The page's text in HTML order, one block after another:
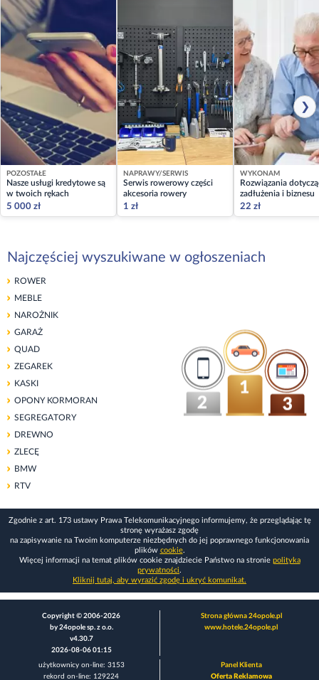
POZOSTAŁE
Nasze usługi kredytowe są
w twoich rękach
5 000 zł
NAPRAWY/SERWIS
Serwis rowerowy części
akcesoria rowery
1 zł
WYKONAM
Rozwiązania
zadłużenia i biznesu
22 zł
❯
Najczęściej wyszukiwane w ogłoszeniach
ROWER
MEBLE
NAROŻNIK
GARAŻ
QUAD
ZEGAREK
KASKI
OPONY KORMORAN
SEGREGATORY
DREWNO
ZLECĘ
BMW
RTV
Zgodnie z art. 173 ustawy Prawa Telekomunikacyjnego informujemy, że przeglądając tę
stronę wyrażasz zgodę
na zapisywanie na Twoim komputerze niezbędnych do jej poprawnego funkcjonowania
plików cookie.
Więcej informacji na temat plików cookie znajdziecie Państwo na stronie polityka
prywatności.
Kliknij tutaj, aby wyrazić zgodę i ukryć komunikat.
Copyright © 2006-2026
by 24opole sp. z o.o.
v4.30.7
2026-08-06 01:15
Strona główna 24opole.pl
www.hotele.24opole.pl
użytkownicy on-line: 3153
rekord on-line: 129224
Panel Klienta
Oferta Reklamowa